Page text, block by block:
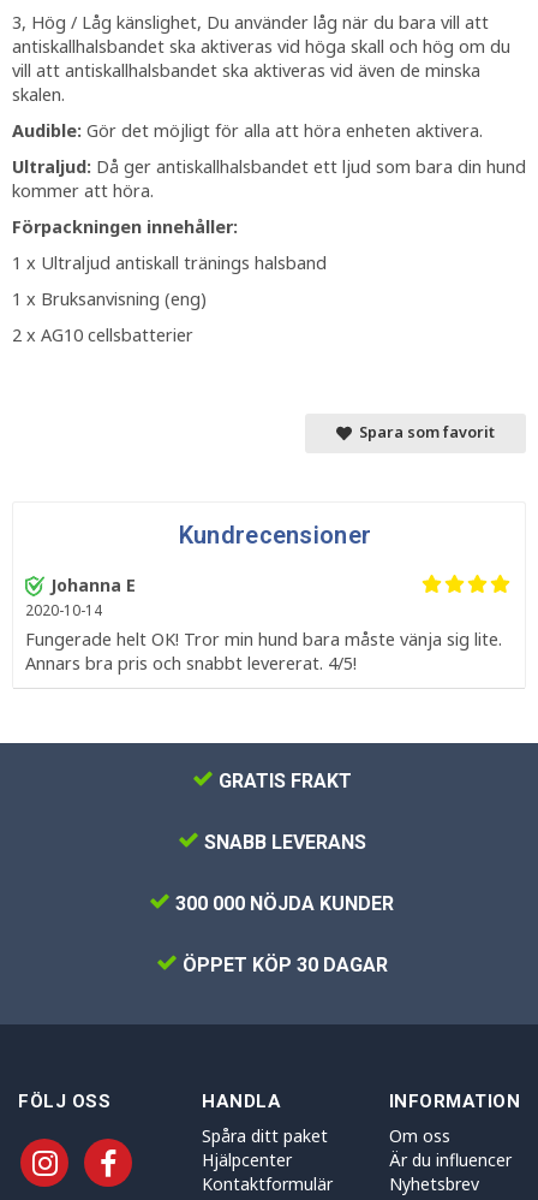
3, Hög / Låg känslighet, Du använder låg när du bara vill att
antiskallhalsbandet ska aktiveras vid höga skall och hög om du
vill att antiskallhalsbandet ska aktiveras vid även de minska
skalen.
Audible: Gör det möjligt för alla att höra enheten aktivera.
Ultraljud: Då ger antiskallhalsbandet ett ljud som bara din hund
kommer att höra.
Förpackningen innehåller:
1 x Ultraljud antiskall tränings halsband
1 x Bruksanvisning (eng)
2 x AG10 cellsbatterier
Spara som favorit
Kundrecensioner
Johanna E
2020-10-14
Fungerade helt OK! Tror min hund bara måste vänja sig lite.
Annars bra pris och snabbt levererat. 4/5!
GRATIS FRAKT
SNABB LEVERANS
300 000 NÖJDA KUNDER
ÖPPET KÖP 30 DAGAR
FÖLJ OSS HANDLA
Spåra ditt paket
Hjälpcenter
Kontaktformulär
INFORMATION
Om oss
Är du influencer
Nyhetsbrev